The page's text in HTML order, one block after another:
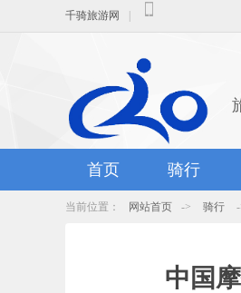
千骑旅游网
首页 骑行
当前位置： 网站首页 -> 骑行
中国